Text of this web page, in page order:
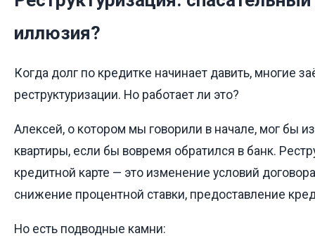
иллюзия?
Когда долг по кредитке начинает давить, многие
реструктуризации. Но работает ли это?
Алексей, о котором мы говорили в начале, мог бы
квартиры, если бы вовремя обратился в банк.
кредитной карте — это изменение условий
снижение процентной ставки, предоставление
Но есть подводные камни: